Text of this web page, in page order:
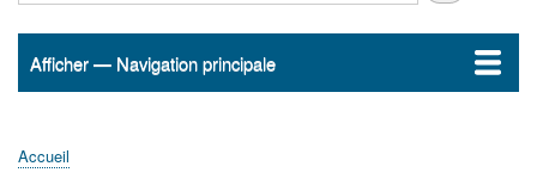
Navigation
Afficher — Navigation principale
Accueil
ActualitésMATh.en.JEANS ?
Régions et Ateliers
Créer, gérer un atelier
Sujets/Publications
Congrès
Accueil